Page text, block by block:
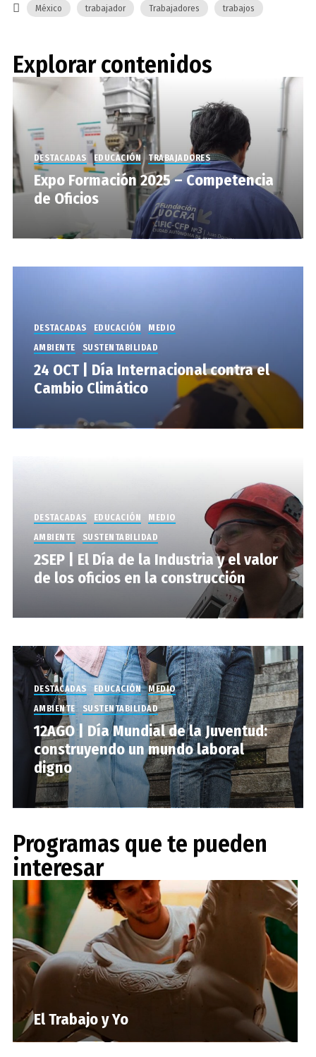
México trabajador Trabajadores trabajos
Explorar contenidos
DESTACADAS EDUCACIÓN TRABAJADORES
Expo Formación 2025 – Competencia
de Oficios
DESTACADAS EDUCACIÓN
MEDIO
AMBIENTE
SUSTENTABILIDAD
24 OCT | Día Internacional contra el
Cambio Climático
DESTACADAS EDUCACIÓN
MEDIO
AMBIENTE
SUSTENTABILIDAD
2SEP | El Día de la Industria y el valor
de los oficios en la construcción
DESTACADAS EDUCACIÓN
MEDIO
AMBIENTE
SUSTENTABILIDAD
12AGO | Día Mundial de la Juventud:
construyendo un mundo laboral
digno
Programas que te pueden
interesar
El Trabajo y Yo